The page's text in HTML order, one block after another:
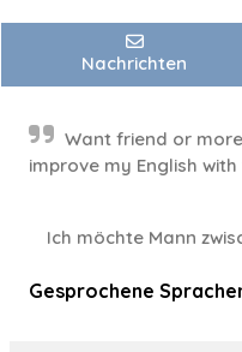
Nachrichten
Want friend or
improve my English
Ich möchte Mann
Gesprochene